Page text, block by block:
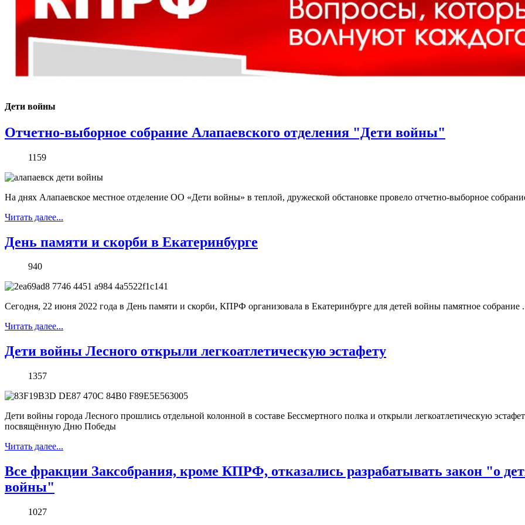
Дети войны
Отчетно-выборное собрание Алапаевского отделения "Дети войны"
1159
На днях Алапаевское местное отделение ОО «Дети войны» в теплой, дружеской обстановке провело отчетно-выборное
Читать далее...
День памяти и скорби в Екатеринбурге
940
Сегодня, 22 июня 2022 года в День памяти и скорби, КПРФ организовала в Екатеринбурге для детей войны памятное собрание .
Читать далее...
Дети войны Лесного открыли легкоатлетическую эстафету
1357
Дети войны города Лесного прошлись отдельной колонной в составе Бессмертного полка и открыли легкоатлетическую
посвящённую Дню Победы
Читать далее...
Все фракции Заксобрания, кроме КПРФ, отказались разрабатывать закон "о
войны"
1027